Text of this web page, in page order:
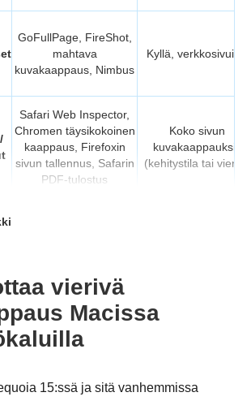
GoFullPage, FireShot,
mahtava
kuvakaappaus, Nimbus
Kyllä, verkkosivuille.
Safari Web Inspector,
Chromen täysikokoinen
kaappaus, Firefoxin
sivun tallennus, Safarin
PDF-tulostus
Koko sivun
kuvakaappauksia
(kehitystila tai vienti).
vierivä
Macissa
15:ssä ja sitä vanhemmissa